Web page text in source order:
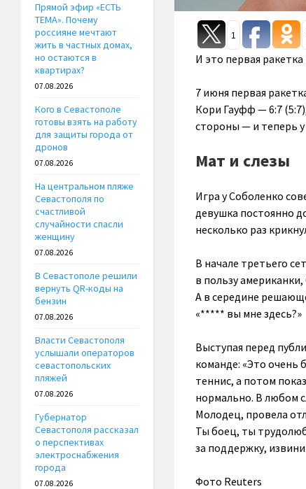
1
И это первая ракетка
7 июня первая
Кори Гауфф — 6:7
стороны — и теперь
Мат и слезы
Игра у Соболенко
девушка постоянно
несколько раз
В начале третьего
в пользу
А в середине
«***** вы мне здесь?»
Выступая перед
команде: «Это очень
теннис, а потом
нормально. В любом
Молодец, провела
Ты боец, ты
за поддержку,
Фото Reuters
Прямой эфир «ЕСТЬ
ТЕМА». Почему
россияне мечтают
жить в частных домах,
но остаются в
квартирах?
07.08.2026
Кого в Севастополе
готовы взять на работу
для защиты города от
дронов
07.08.2026
На центральном пляже
Севастополя по
счастливой
случайности спасли
женщину
07.08.2026
В Севастополе решили
вернуть QR-коды на
бензин
07.08.2026
Власти Севастополя
услышали операторов
севастопольских
пляжей
07.08.2026
Губернатор
Севастополя рассказал
о перспективах
электроснабжения
города
07.08.2026